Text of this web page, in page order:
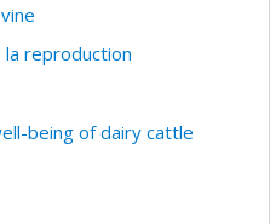
la reproduction
being of dairy cattle